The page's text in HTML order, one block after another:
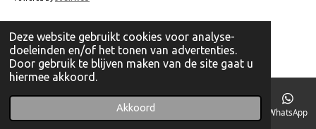
Deze website gebruikt cookies voor analyse-
doeleinden en/of het tonen van advertenties.
Door gebruik te blijven maken van de site gaat u
hiermee akkoord.
Akkoord
Telefoonnummer WhatsApp